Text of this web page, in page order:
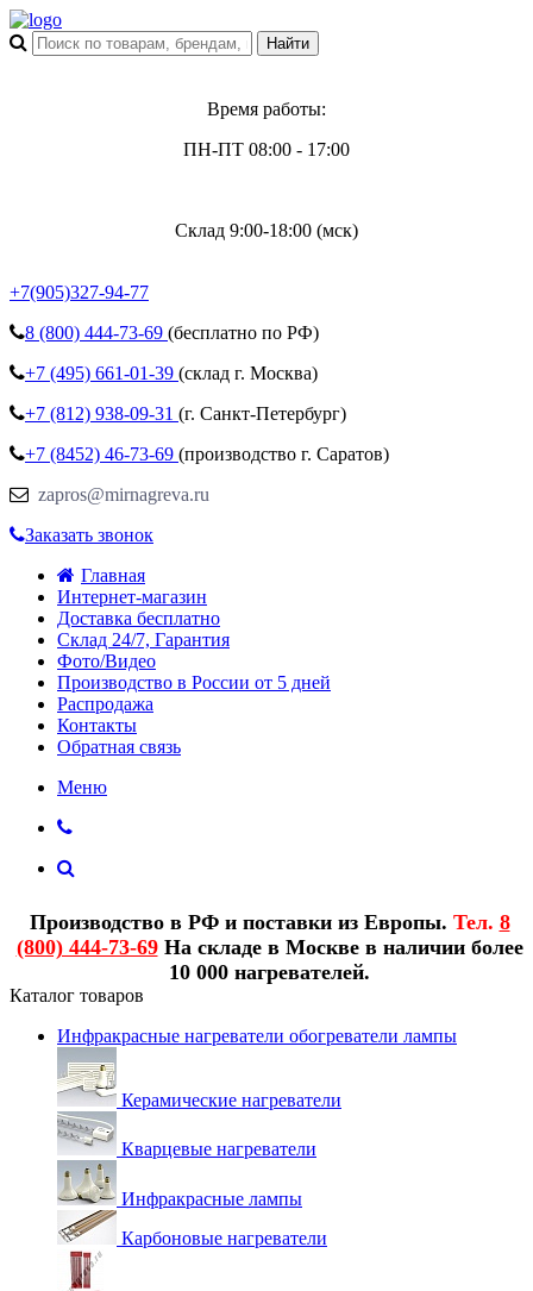
Время работы:
ПН-ПТ 08:00 - 17:00
Склад 9:00-18:00 (мск)
+7(905)327-94-77
8 (800) 444-73-69 (бесплатно по РФ)
+7 (495) 661-01-39 (склад г. Москва)
+7 (812) 938-09-31 (г. Санкт-Петербург)
+7 (8452) 46-73-69 (производство г. Саратов)
zapros@mirnagreva.ru
Заказать звонок
Главная
Интернет-магазин
Доставка бесплатно
Склад 24/7, Гарантия
Фото/Видео
Производство в России от 5 дней
Распродажа
Контакты
Обратная связь
Меню
Производство в РФ и поставки из Европы. Тел. 8
(800) 444-73-69На складе в Москве в наличии более
10 000 нагревателей.
Каталог товаров
Инфракрасные нагреватели обогреватели лампы
Керамические нагреватели
Кварцевые нагреватели
Инфракрасные лампы
Карбоновые нагреватели